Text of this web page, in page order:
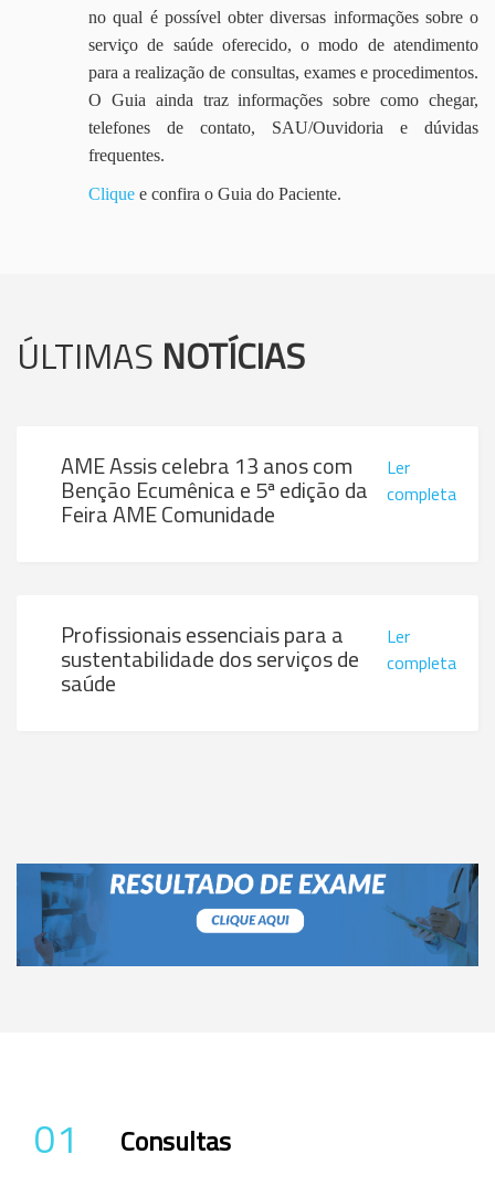
no qual é possível obter diversas informações sobre o
serviço de saúde oferecido, o modo de atendimento
para a realização de consultas, exames e procedimentos.
O Guia ainda traz informações sobre como chegar,
telefones de contato, SAU/Ouvidoria e dúvidas
frequentes.
Clique e confira o Guia do Paciente.
ÚLTIMAS NOTÍCIAS
AME Assis celebra 13 anos com
Benção Ecumênica e 5ª edição da
Feira AME Comunidade
Ler
completa
Profissionais essenciais para a
sustentabilidade dos serviços de
saúde
Ler
completa
01 Consultas